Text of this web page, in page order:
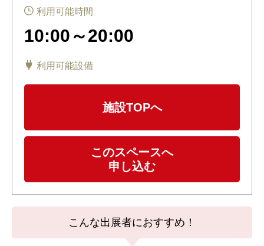
利用可能時間
10:00～20:00
利用可能設備
施設TOPへ
このスペースへ
申し込む
こんな出展者におすすめ！